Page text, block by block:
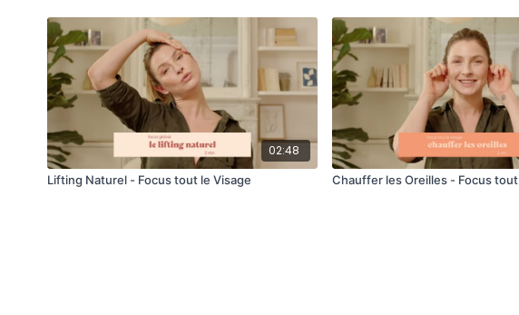
02:48
Lifting Naturel - Focus tout le Visage Chauffer les Oreilles - Focus tout